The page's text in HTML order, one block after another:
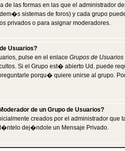
de las formas en las que el administrador
sistemas de foros) y cada grupo
privados o para asignar moderadores.
Usuarios?
pulse en el enlace Grupos de Usuarios
Si el Grupo est� abierto Ud. puede
porqu� quiere unirse al grupo.
de un Grupo de Usuarios?
creados por el administrador
dej�ndole un Mensaje Privado.